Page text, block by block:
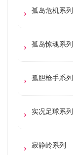
孤岛危机系列
孤岛惊魂系列
孤胆枪手系列
实况足球系列
寂静岭系列